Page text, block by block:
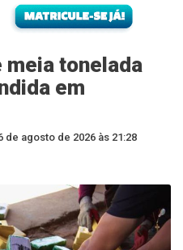
meia tonelada
em
de agosto de 2026 às 21:28